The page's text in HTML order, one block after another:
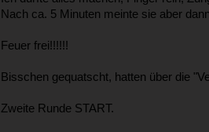
Nach ca. 5 Minuten meinte sie aber
Feuer frei!!!!!!
Bisschen gequatscht, hatten über die
Zweite Runde START.